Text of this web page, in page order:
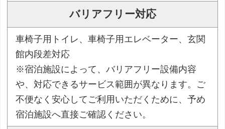
バリアフリー対応
車椅子用トイレ、車椅子用エレベーター、玄関
館内段差対応
※宿泊施設によって、バリアフリー設備内容
や、対応できるサービス範囲が異なります。ご
不便なく安心してご利用いただくために、予め
宿泊施設へ直接ご確認ください。